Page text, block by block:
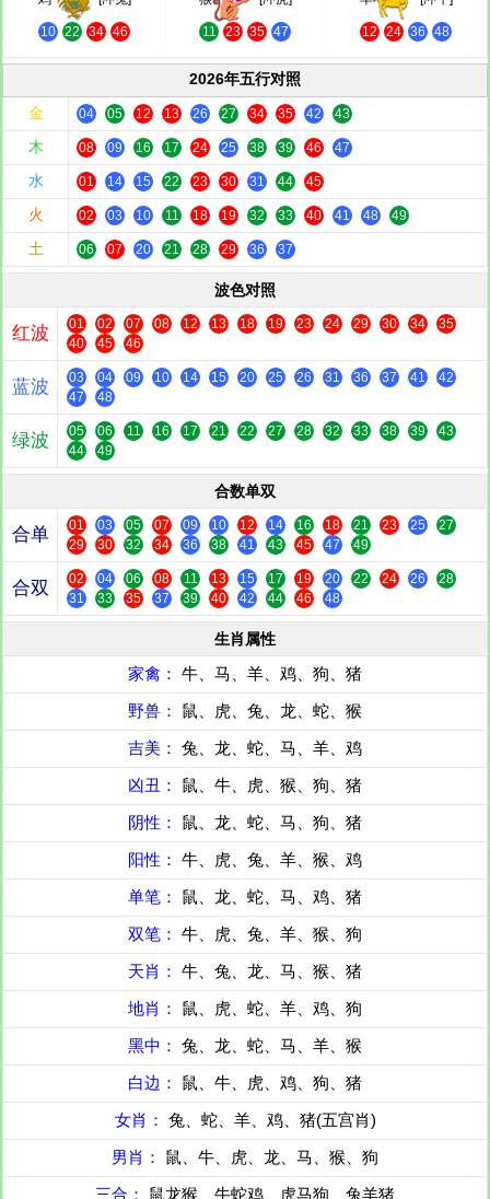
10 22 34 46 11 23 35 47 12 24 36 48
2026年五行对照
金
04 05 12 13 26 27 34 35 42 43
木 08 09 16 17 24 25 38 39 46 47
水 01 14 15 22 23 30 31 44 45
火 02 03 10 11 18 19 32 33 40 41 48 49
土 06 07 20 21 28 29 36 37
波色对照
红波 01 02 07 08 12 13 18 19 23 24 29 30 34
35
40
45 46
蓝波 03 04 09 10 14 15 20 25 26 31 36 37 41
42
47
48
绿波 05 06 11 16 17 21 22 27 28 32 33 38 39
43
44
49
合数单双
合单 01 03 05 07 09 10 12 14 16 18 21 23 25
27
29
30 32 34 36 38 41 43 45 47 49
合双 02 04 06 08 11 13 15 17 19 20 22 24 26
28
31
33 35 37 39 40 42 44 46 48
生肖属性
家禽： 牛、马、羊、鸡、狗、猪
野兽： 鼠、虎、兔、龙、蛇、猴
吉美： 兔、龙、蛇、马、羊、鸡
凶丑： 鼠、牛、虎、猴、狗、猪
阴性： 鼠、龙、蛇、马、狗、猪
阳性： 牛、虎、兔、羊、猴、鸡
单笔： 鼠、龙、蛇、马、鸡、猪
双笔： 牛、虎、兔、羊、猴、狗
天肖： 牛、兔、龙、马、猴、猪
地肖： 鼠、虎、蛇、羊、鸡、狗
黑中： 兔、龙、蛇、马、羊、猴
白边： 鼠、牛、虎、鸡、狗、猪
女肖： 兔、蛇、羊、鸡、猪(五宫肖)
男肖： 鼠、牛、虎、龙、马、猴、狗
三合： 鼠龙猴、牛蛇鸡、虎马狗、兔羊猪